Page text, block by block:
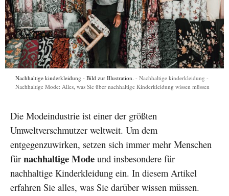
Nachhaltige kinderkleidung - Bild zur Illustration.
Nachhaltige kinderkleidung -
Nachhaltige Mode: Alles, was Sie über nachhaltige Kinderkleidung wissen müssen
Die Modeindustrie ist einer der größten
Umweltverschmutzer weltweit. Um dem
entgegenzuwirken, setzen sich immer mehr Menschen
für nachhaltige Mode und insbesondere für
nachhaltige Kinderkleidung ein. In diesem Artikel
erfahren Sie alles, was Sie darüber wissen müssen.